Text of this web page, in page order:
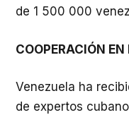
de 1 500 000
COOPERACIÓN
Venezuela ha
de expertos